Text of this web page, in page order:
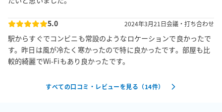
5.0 2024年3月21日会議・打ち合わせ
駅からすぐでコンビニも常設のようなロケーションで良かったで
す。昨日は風が冷たく寒かったので特に良かったです。部屋も比
較的綺麗でWi-Fiもあり良かったです。
すべての口コミ・レビューを見る（14件）